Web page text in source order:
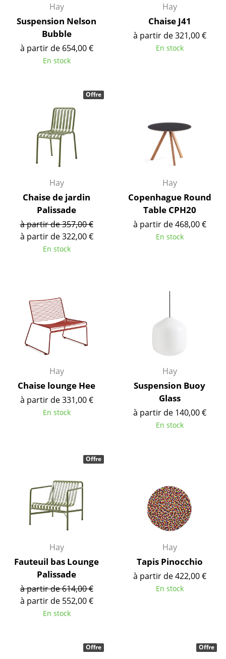
Lits
Lits doubles
Lits simples
Tables de chevet et Accessoires de lit
... voir tous les lits
Accessoires
Horloges
Miroirs
Figurines & Miniatures
Vases
Boîtes de rangement
Couvertures
Coussins
Rideaux
... voir tous les accessoires
Cuisine & Salle à manger
Chambre à coucher
Entrée & Couloir
Salle de Bain
Cellier & Buanderie
Hay
Suspension Nelson
Bubble
à partir de 654,00 €
En stock
Hay
Chaise J41
à partir de 321,00 €
En stock
Hay
Chaise de jardin
Palissade
à partir de 357,00 €
à partir de 322,00 €
En stock
Offre
Hay
Copenhague Round
Table CPH20
à partir de 468,00 €
En stock
Hay
Chaise lounge Hee
à partir de 331,00 €
En stock
Hay
Suspension Buoy
Glass
à partir de 140,00 €
En stock
Hay
Fauteuil bas Lounge
Palissade
à partir de 614,00 €
à partir de 552,00 €
En stock
Offre
Hay
Tapis Pinocchio
à partir de 422,00 €
En stock
Offre Offre